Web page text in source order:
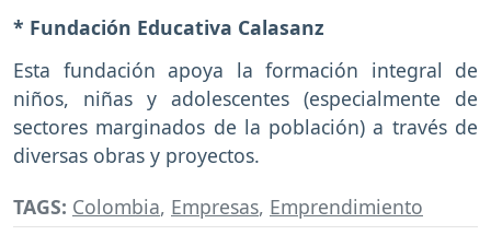
* Fundación Educativa Calasanz
Esta fundación apoya la formación integral de
niños, niñas y adolescentes (especialmente de
sectores marginados de la población) a través de
diversas obras y proyectos.
TAGS: Colombia, Empresas, Emprendimiento